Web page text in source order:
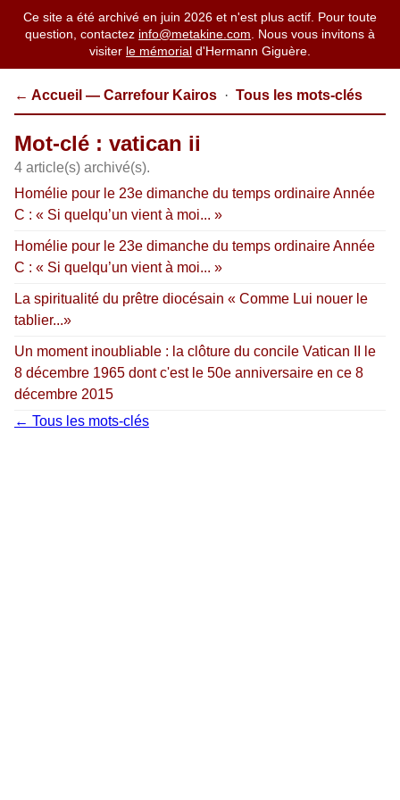
Ce site a été archivé en juin 2026 et n'est plus actif. Pour toute
question, contactez info@metakine.com . Nous vous invitons à
visiter le mémorial d'Hermann Giguère.
← Accueil — Carrefour Kairos · Tous les mots-clés
Mot-clé : vatican ii
4 article(s) archivé(s).
Homélie pour le 23e dimanche du temps ordinaire Année
C : « Si quelqu’un vient à moi... »
Homélie pour le 23e dimanche du temps ordinaire Année
C : « Si quelqu’un vient à moi... »
La spiritualité du prêtre diocésain « Comme Lui nouer le
tablier...»
Un moment inoubliable : la clôture du concile Vatican II le
8 décembre 1965 dont c'est le 50e anniversaire en ce 8
décembre 2015
← Tous les mots-clés